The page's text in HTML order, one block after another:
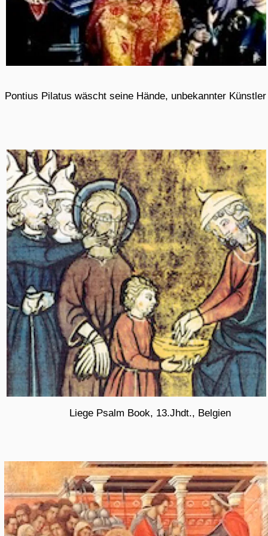
mal die Räumlichkeiten anzuschauen, zu messen und zu
schauen, was sich in der Kantine so tut.
ein Anruf von Frau Koschlik, Staatsarchiv Hamburg, die
Unterlagen hätten sich angefunden, die
abgelaufenen Verjährungsfristen.
Mitarbeiter der Ärztekammer betr. politische Aktivitäten
und Zugehörigkeit zu nationalsozialistischen
Organisationen, enthält auch:
Entnazifizierungsfragebögen.
Ich schaue an: Sign.3 Liste der in Groß-Hamburg
niedergelassenen Ärzte (Stand 01.01.1941) 35 Seiten auf
dünnem gelblichem Papier.
Sign.4 Reaktionen auf die Entscheidung der
Ärztekammer und der Gesundheitsbehörde Hamburg, den
an der Euthanasie beteiligten Ärzte am Krankenhaus
Rothenburgsort und Langenhorn die Approbation nicht zu
entziehen. Enthält: Eingaben verschiedener Verbände,
Privatpersonen - Presseerklärung der
Gesundheitsbehörde.- Zeitungsausschnitts Sammlung.
(mir scheint, ziemlich langweiliges Zeug, Namen werden
nicht genannt.)
Sign.13: Versch. Listen von Hamburger Ärzten:
Enthält: Liste von Ärzten für die Behandlung
Kriegsgeschädigter.- Liste „arischer“ Ärztinnen im Bereich
der Reichsärztekammer. Verzeichnis der
Privatkrankenanstalten, die nach der
Reichsgewerbeordnung zugelassen sind. Adressenliste
40 Jahren. Liste der kinderreichen Hamburger Ärzte in
in die Sign.5. Sie verweist mich auf Unterlagen 221-11, L
Kartei 741-4, K 4152/-----D, ich kann die Filme unter
Aufsicht einsehen, wenn ich eine Bestellung mit
Namensangabe aufgebe.
Gehe um 15.30 Uhr, die Mappen werden zurückgelegt für
den nächsten Tag.